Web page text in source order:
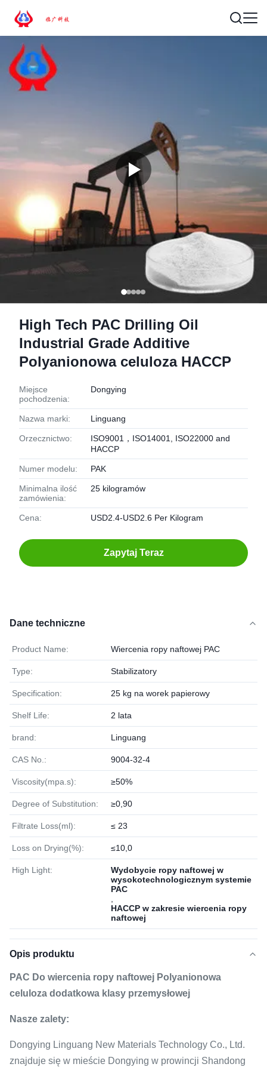
High Tech PAC Drilling Oil
Industrial Grade Additive
Polyanionowa celuloza HACCP
Miejsce
pochodzenia:
Dongying
Nazwa marki: Linguang
Orzecznictwo:
ISO9001，ISO14001, ISO22000 and
HACCP
Numer modelu: PAK
Minimalna ilość
zamówienia:
25 kilogramów
Cena: USD2.4-USD2.6 Per Kilogram
Zapytaj Teraz
Dane techniczne
Product Name: Wiercenia ropy naftowej PAC
Type: Stabilizatory
Specification: 25 kg na worek papierowy
Shelf Life: 2 lata
brand: Linguang
CAS No.: 9004-32-4
Viscosity(mpa.s): ≥50%
Degree of Substitution: ≥0,90
Filtrate Loss(ml): ≤ 23
Loss on Drying(%): ≤10,0
High Light:
Wydobycie ropy naftowej w
wysokotechnologicznym systemie
PAC
HACCP w zakresie wiercenia ropy
naftowej
Opis produktu
PAC Do wiercenia ropy naftowej Polyanionowa
celuloza dodatkowa klasy przemysłowej
Nasze zalety:
Dongying Linguang New Materials Technology Co., Ltd.
znajduje się w mieście Dongying w prowincji Shandong